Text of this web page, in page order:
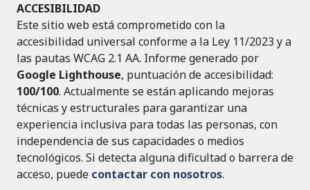
ACCESIBILIDAD
Este sitio web está comprometido con la
accesibilidad universal conforme a la Ley 11/2023 y a
las pautas WCAG 2.1 AA. Informe generado por
Google Lighthouse, puntuación de accesibilidad:
100/100. Actualmente se están aplicando mejoras
técnicas y estructurales para garantizar una
experiencia inclusiva para todas las personas, con
independencia de sus capacidades o medios
tecnológicos. Si detecta alguna dificultad o barrera de
acceso, puede contactar con nosotros.